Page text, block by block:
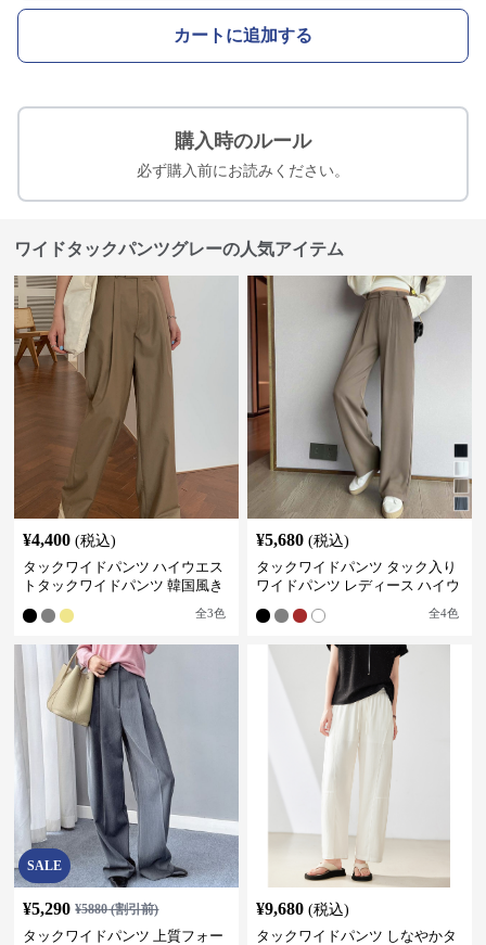
カートに追加する
購入時のルール
必ず購入前にお読みください。
ワイドタックパンツグレーの人気アイテム
¥4,400 (税込)
タックワイドパンツ ハイウエス
トタックワイドパンツ 韓国風き
全3色
¥5,680 (税込)
タックワイドパンツ タック入り
ワイドパンツ レディース ハイウ
全4色
SALE
¥5,290 ¥5880(割引前)
タックワイドパンツ 上質フォー
¥9,680 (税込)
タックワイドパンツ しなやかタ